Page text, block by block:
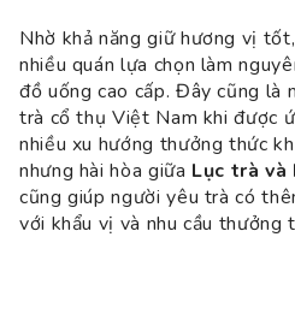
Nhờ khả năng giữ hương vị
nhiều quán lựa chọn làm
đồ uống cao cấp. Đây cũng là
trà cổ thụ Việt Nam khi được
nhiều xu hướng thưởng thức
nhưng hài hòa giữa Lục trà và
cũng giúp người yêu trà có
với khẩu vị và nhu cầu thưởng